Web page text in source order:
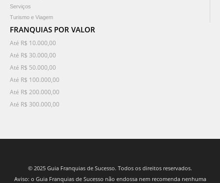
Serviços
Turismo e Viagem
FRANQUIAS POR VALOR
Até R$ 10.000,00
Até R$ 30.000,00
Até R$ 50.000,00
Até R$ 100.000,00
Até R$ 200.000,00
Até R$ 300.000,00
© 2025 Guia Franquias de Sucesso. Todos os direitos reservados.
Aviso: o Guia Franquias de Sucesso não endossa nem recomenda nenhuma